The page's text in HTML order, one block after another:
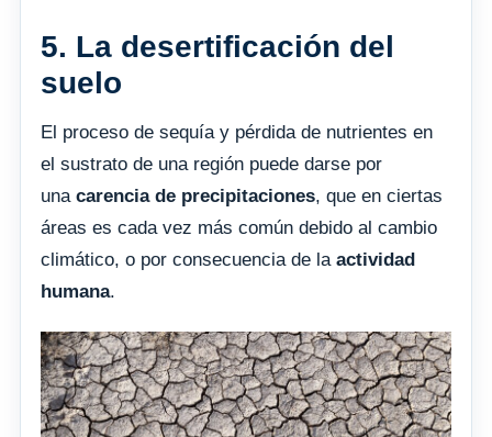
5. La desertificación del
suelo
El proceso de sequía y pérdida de nutrientes en
el sustrato de una región puede darse por
una carencia de precipitaciones, que en ciertas
áreas es cada vez más común debido al cambio
climático, o por consecuencia de la actividad
humana.